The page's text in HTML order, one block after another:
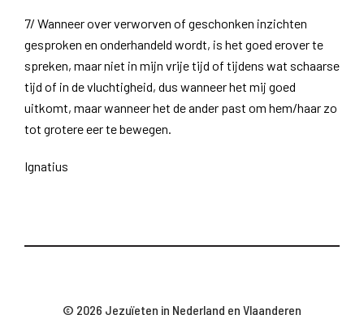
7/ Wanneer over verworven of geschonken inzichten
gesproken en onderhandeld wordt, is het goed erover te
spreken, maar niet in mijn vrije tijd of tijdens wat schaarse
tijd of in de vluchtigheid, dus wanneer het mij goed
uitkomt, maar wanneer het de ander past om hem/haar zo
tot grotere eer te bewegen.
Ignatius
© 2026 Jezuïeten in Nederland en Vlaanderen